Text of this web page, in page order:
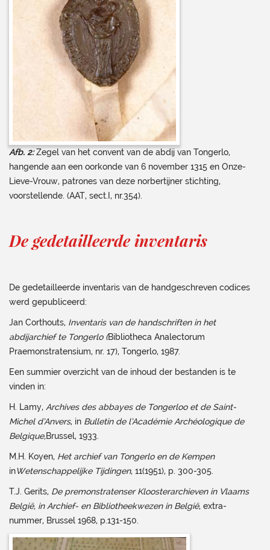
Afb. 2:Zegel van het convent van de abdij van Tongerlo,
hangende aan een oorkonde van 6 november 1315 en Onze-
Lieve-Vrouw, patrones van deze norbertijner stichting,
voorstellende. (AAT, sect.I, nr.354).
De gedetailleerde inventaris
De gedetailleerde inventaris van de handgeschreven codices
werd gepubliceerd:
Jan Corthouts, Inventaris van de handschriften in het
abdijarchief te Tongerlo (Bibliotheca Analectorum
Praemonstratensium, nr. 17), Tongerlo, 1987.
Een summier overzicht van de inhoud der bestanden is te
vinden in:
H. Lamy, Archives des abbayes de Tongerloo et de Saint-
Michel d’Anvers, in Bulletin de l’Académie Archéologique de
Belgique,Brussel, 1933.
M.H. Koyen, Het archief van Tongerlo en de Kempen
inWetenschappelijke Tijdingen, 11(1951), p. 300-305.
T.J. Gerits, De premonstratenser Kloosterarchieven in Vlaams
België, in Archief- en Bibliotheekwezen in België, extra-
nummer, Brussel 1968, p.131-150.